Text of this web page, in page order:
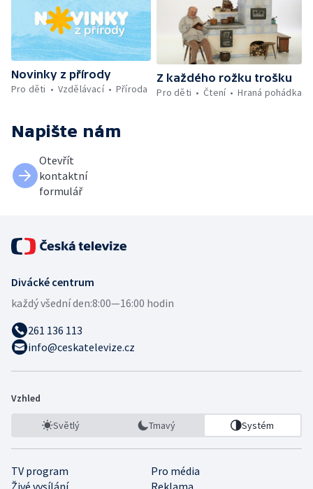
Novinky z přírody
Pro děti
Vzdělávací Příroda
Z každého rožku trošku
Pro děti
Čtení Hraná pohádka
Napište nám
Otevřít
kontaktní
formulář
Divácké centrum
každý všední den:8:00—16:00 hodin
261 136 113
info@ceskatelevize.cz
Vzhled
Světlý Tmavý Systém
TV program
Pro média
Živé vysílání
Reklama